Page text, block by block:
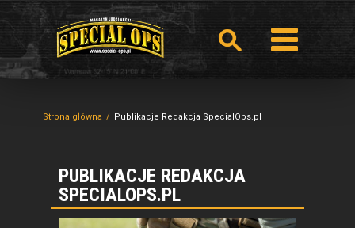
Strona główna Publikacje Redakcja SpecialOps.pl
PUBLIKACJE REDAKCJA
SPECIALOPS.PL